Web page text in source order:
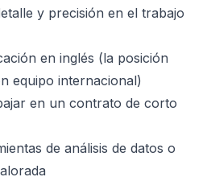
y precisión en el trabajo
en inglés (la posición
equipo internacional)
en un contrato de corto
de análisis de datos o